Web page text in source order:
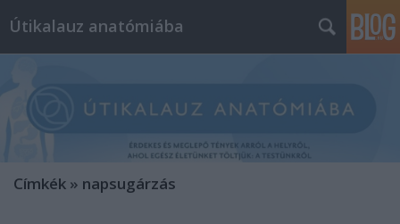
Útikalauz anatómiába
Címkék » napsugárzás